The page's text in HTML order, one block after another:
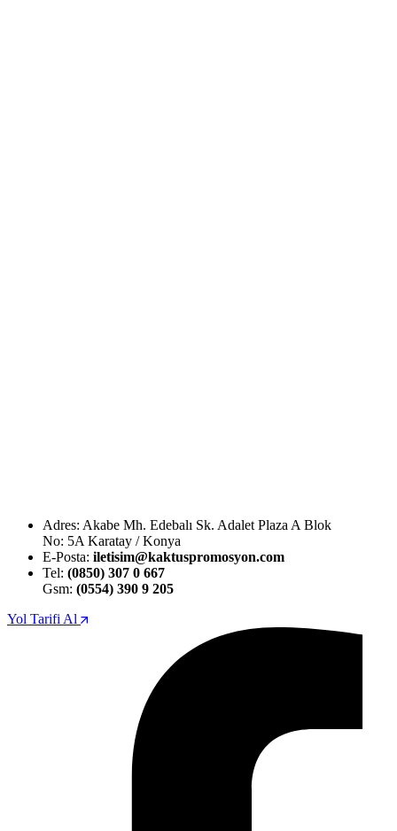
Adres: Akabe Mh. Edebalı Sk. Adalet Plaza A Blok
No: 5A Karatay / Konya
E-Posta: iletisim@kaktuspromosyon.com
Tel: (0850) 307 0 667
Gsm: (0554) 390 9 205
Yol Tarifi Al